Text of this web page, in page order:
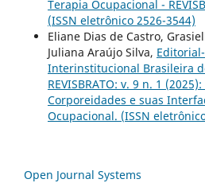
Terapia Ocupacional -
(ISSN eletrônico 2526-3544)
Eliane Dias de Castro,
Juliana Araújo Silva,
Interinstitucional Brasileira
REVISBRATO: v. 9 n. 1
Corporeidades e suas
Ocupacional. (ISSN
Open Journal Systems